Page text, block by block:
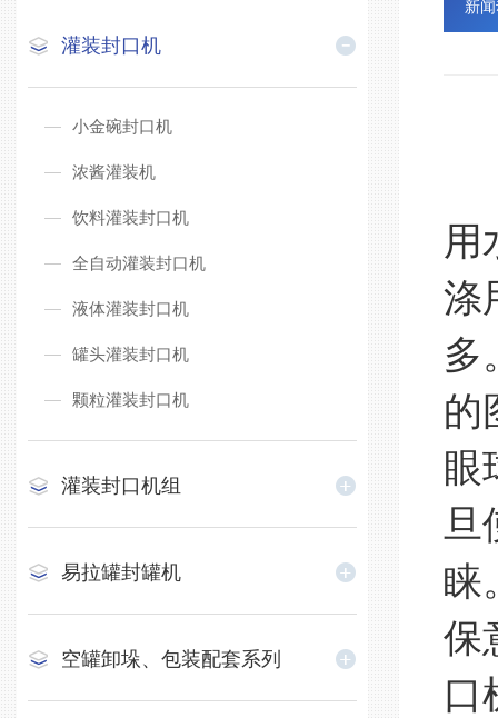
灌装封口机
小金碗封口机
浓酱灌装机
饮料灌装封口机
全自动灌装封口机
液体灌装封口机
罐头灌装封口机
颗粒灌装封口机
灌装封口机组
易拉罐封罐机
空罐卸垛、包装配套系列
新
用
涤
多
的
眼
旦
睐
保
口